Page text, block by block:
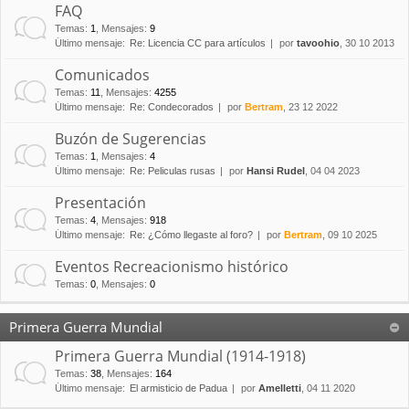
FAQ
Temas: 1 Mensajes: 9
Último mensaje:
Re: Licencia CC para artículos por tavoohio , 30 10 2013
Comunicados
Temas: 11 Mensajes: 4255
Último mensaje:
Re: Condecorados por Bertram , 23 12 2022
Buzón de Sugerencias
Temas: 1 Mensajes: 4
Último mensaje:
Re: Peliculas rusas por Hansi Rudel , 04 04 2023
Presentación
Temas: 4 Mensajes: 918
Último mensaje:
Re: ¿Cómo llegaste al foro? por Bertram , 09 10 2025
Eventos Recreacionismo histórico
Temas: 0 Mensajes: 0
Primera Guerra Mundial
Primera Guerra Mundial (1914-1918)
Temas: 38 Mensajes: 164
Último mensaje:
El armisticio de Padua por Amelletti , 04 11 2020